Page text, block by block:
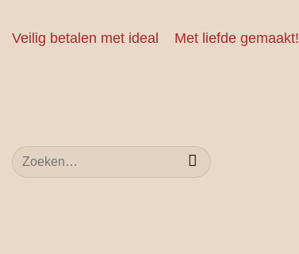
naar
Veilig betalen met ideal Met liefde gemaakt!
Zoeken
naar: